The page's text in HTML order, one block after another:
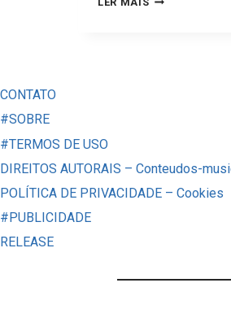
CONTRA
O
CONTATO
#SOBRE
#TERMOS DE USO
DIREITOS AUTORAIS – Conteudos-
POLÍTICA DE PRIVACIDADE – Cookies
#PUBLICIDADE
RELEASE